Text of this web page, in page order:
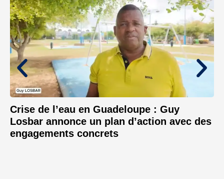
Crise de l’eau en Guadeloupe : Guy
Losbar annonce un plan d’action avec des
engagements concrets